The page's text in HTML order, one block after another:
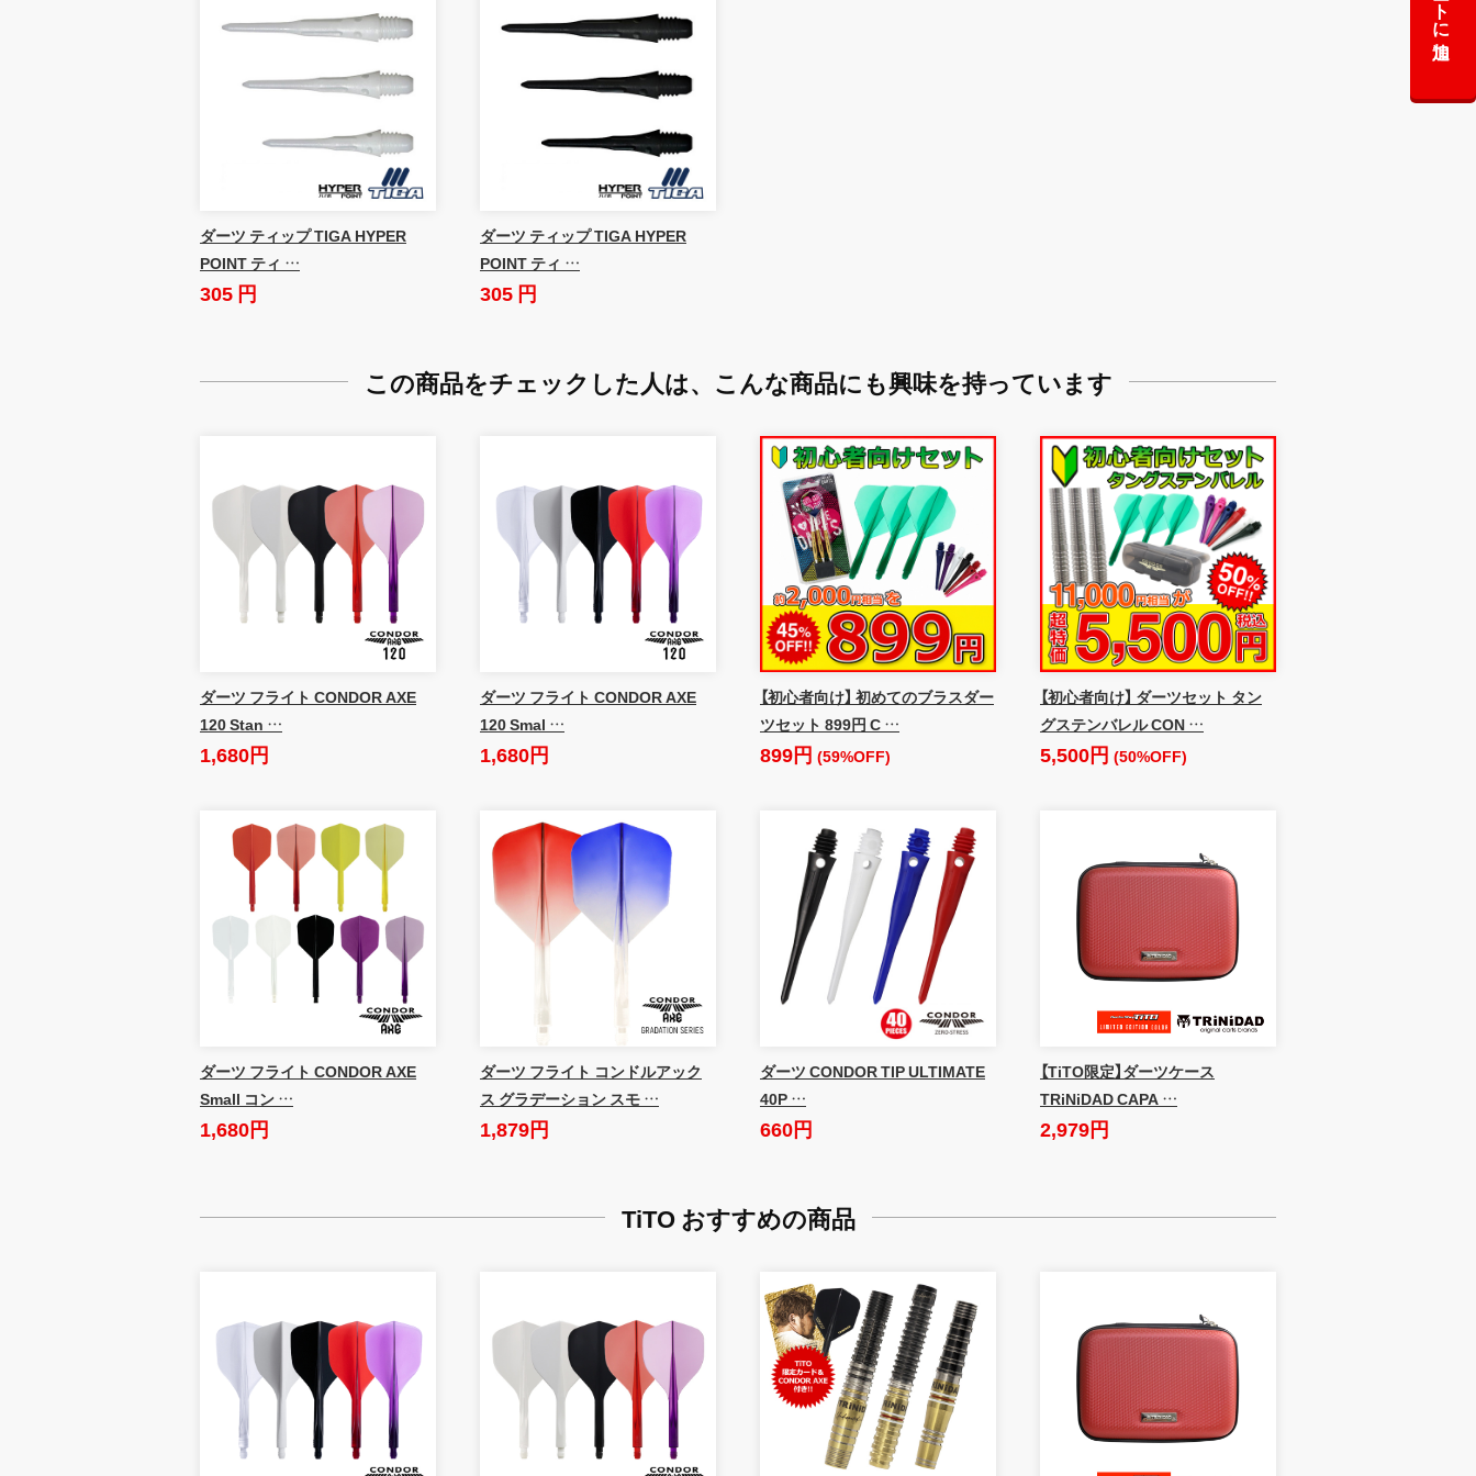
ダーツ ティップ TIGA HYPER
POINT ティ …
305 円
ダーツ ティップ TIGA HYPER
POINT ティ …
305 円
この商品をチェックした人は、 こんな商品にも興味を持っています
ダーツ フライト CONDOR AXE
120 Stan …
1,680円
ダーツ フライト CONDOR AXE
120 Smal …
1,680円
【初心者向け】 初めてのブラスダー
ツセット 899円 C …
899円 (59%OFF)
【初心者向け】 ダーツセット タン
グステンバレル CON …
5,500円 (50%OFF)
ダーツ フライト CONDOR AXE
Small コン …
1,680円
ダーツ フライト コンドルアック
ス グラデーション スモ …
1,879円
ダーツ CONDOR TIP ULTIMATE
40P …
660円
【TiTO限定】ダーツケース
TRiNiDAD CAPA …
2,979円
TiTO おすすめの商品